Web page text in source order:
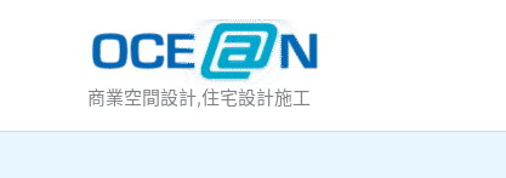
商業空間設計,住宅設計施工